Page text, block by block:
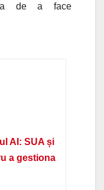
de a face
AI: SUA și
a gestiona